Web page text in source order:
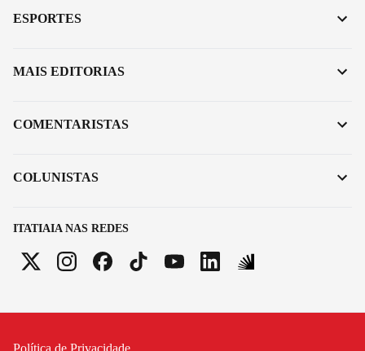
ITATIAIA NAS REDES
ESPORTES
MAIS EDITORIAS
COMENTARISTAS
COLUNISTAS
Política de Privacidade